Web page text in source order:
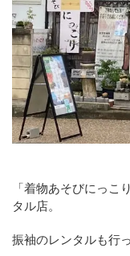
「着物あそびにっこ
タル店。
振袖のレンタルも行